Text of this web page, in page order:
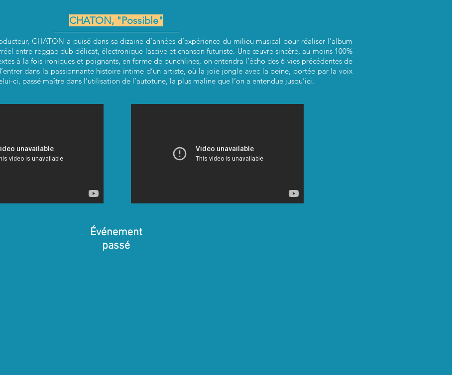
CHATON, "Possible"
CHATON a puisé dans sa dizaine d’années d’expérience du milieu musical pour réaliser l’album
entre reggae dub délicat, électronique lascive et chanson futuriste. Une œuvre sincère, au moins 100%
à la fois ironiques et poignants, en forme de punchlines, on entendra l’écho des 6 vies précédentes de
dans la passionnante histoire intime d’un artiste, où la joie jongle avec la peine, portée par la voix
ci, passé maître dans l’utilisation de l’autotune, la plus maline que l’on a entendue jusqu’ici.
Événement
passé